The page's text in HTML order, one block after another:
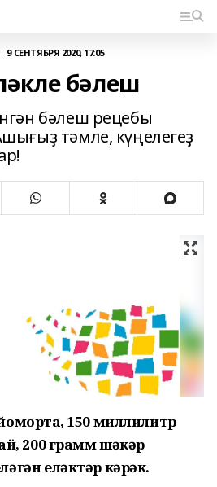
9 СЕНТЯБРЯ 2020, 17:05
бәлеш
бәлеш рецебы
тәмле, күңелегеҙ
150 миллилитр
200 грамм шәкәр
еләктәр кәрәк.